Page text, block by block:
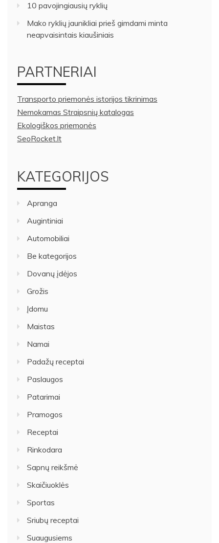
10 pavojingiausių ryklių
Mako ryklių jaunikliai prieš gimdami minta
neapvaisintais kiaušiniais
PARTNERIAI
Transporto priemonės istorijos tikrinimas
Nemokamas Straipsnių katalogas
Ekologiškos priemonės
SeoRocket.lt
KATEGORIJOS
Apranga
Augintiniai
Automobiliai
Be kategorijos
Dovanų įdėjos
Grožis
Įdomu
Maistas
Namai
Padažų receptai
Paslaugos
Patarimai
Pramogos
Receptai
Rinkodara
Sapnų reikšmė
Skaičiuoklės
Sportas
Sriubų receptai
Suaugusiems